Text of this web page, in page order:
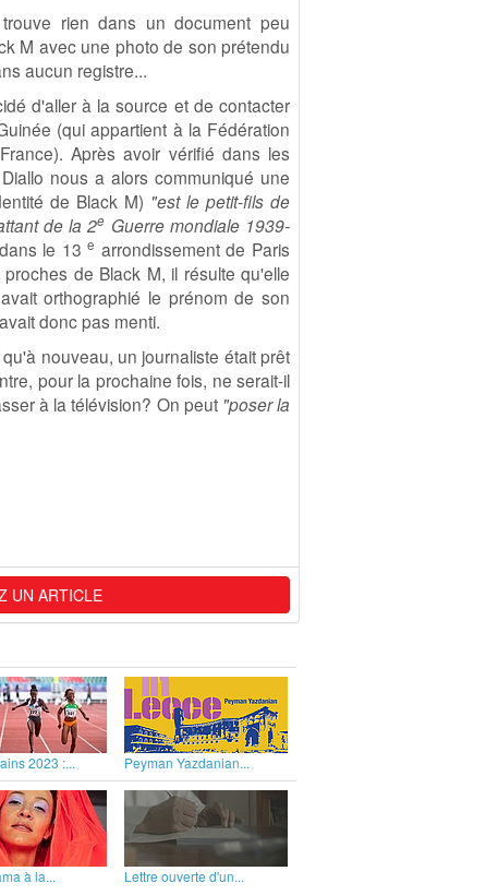
rien dans un document peu
M avec une photo de son prétendu
aucun registre...
d'aller à la source et de contacter
(qui appartient à la Fédération
Après avoir vérifié dans les
nous a alors communiqué une
de Black M) "est le petit-fils de
de la 2e Guerre mondiale 1939-
le 13e arrondissement de Paris
de Black M, il résulte qu'elle
orthographié le prénom de son
donc pas menti.
nouveau, un journaliste était prêt
pour la prochaine fois, ne serait-il
à la télévision? On peut "poser la
UN ARTICLE
2023 :... Peyman Yazdanian...
à la... Lettre ouverte d'un...